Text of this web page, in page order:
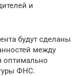
и
будут сделаны
между
оптимально
ФНС.